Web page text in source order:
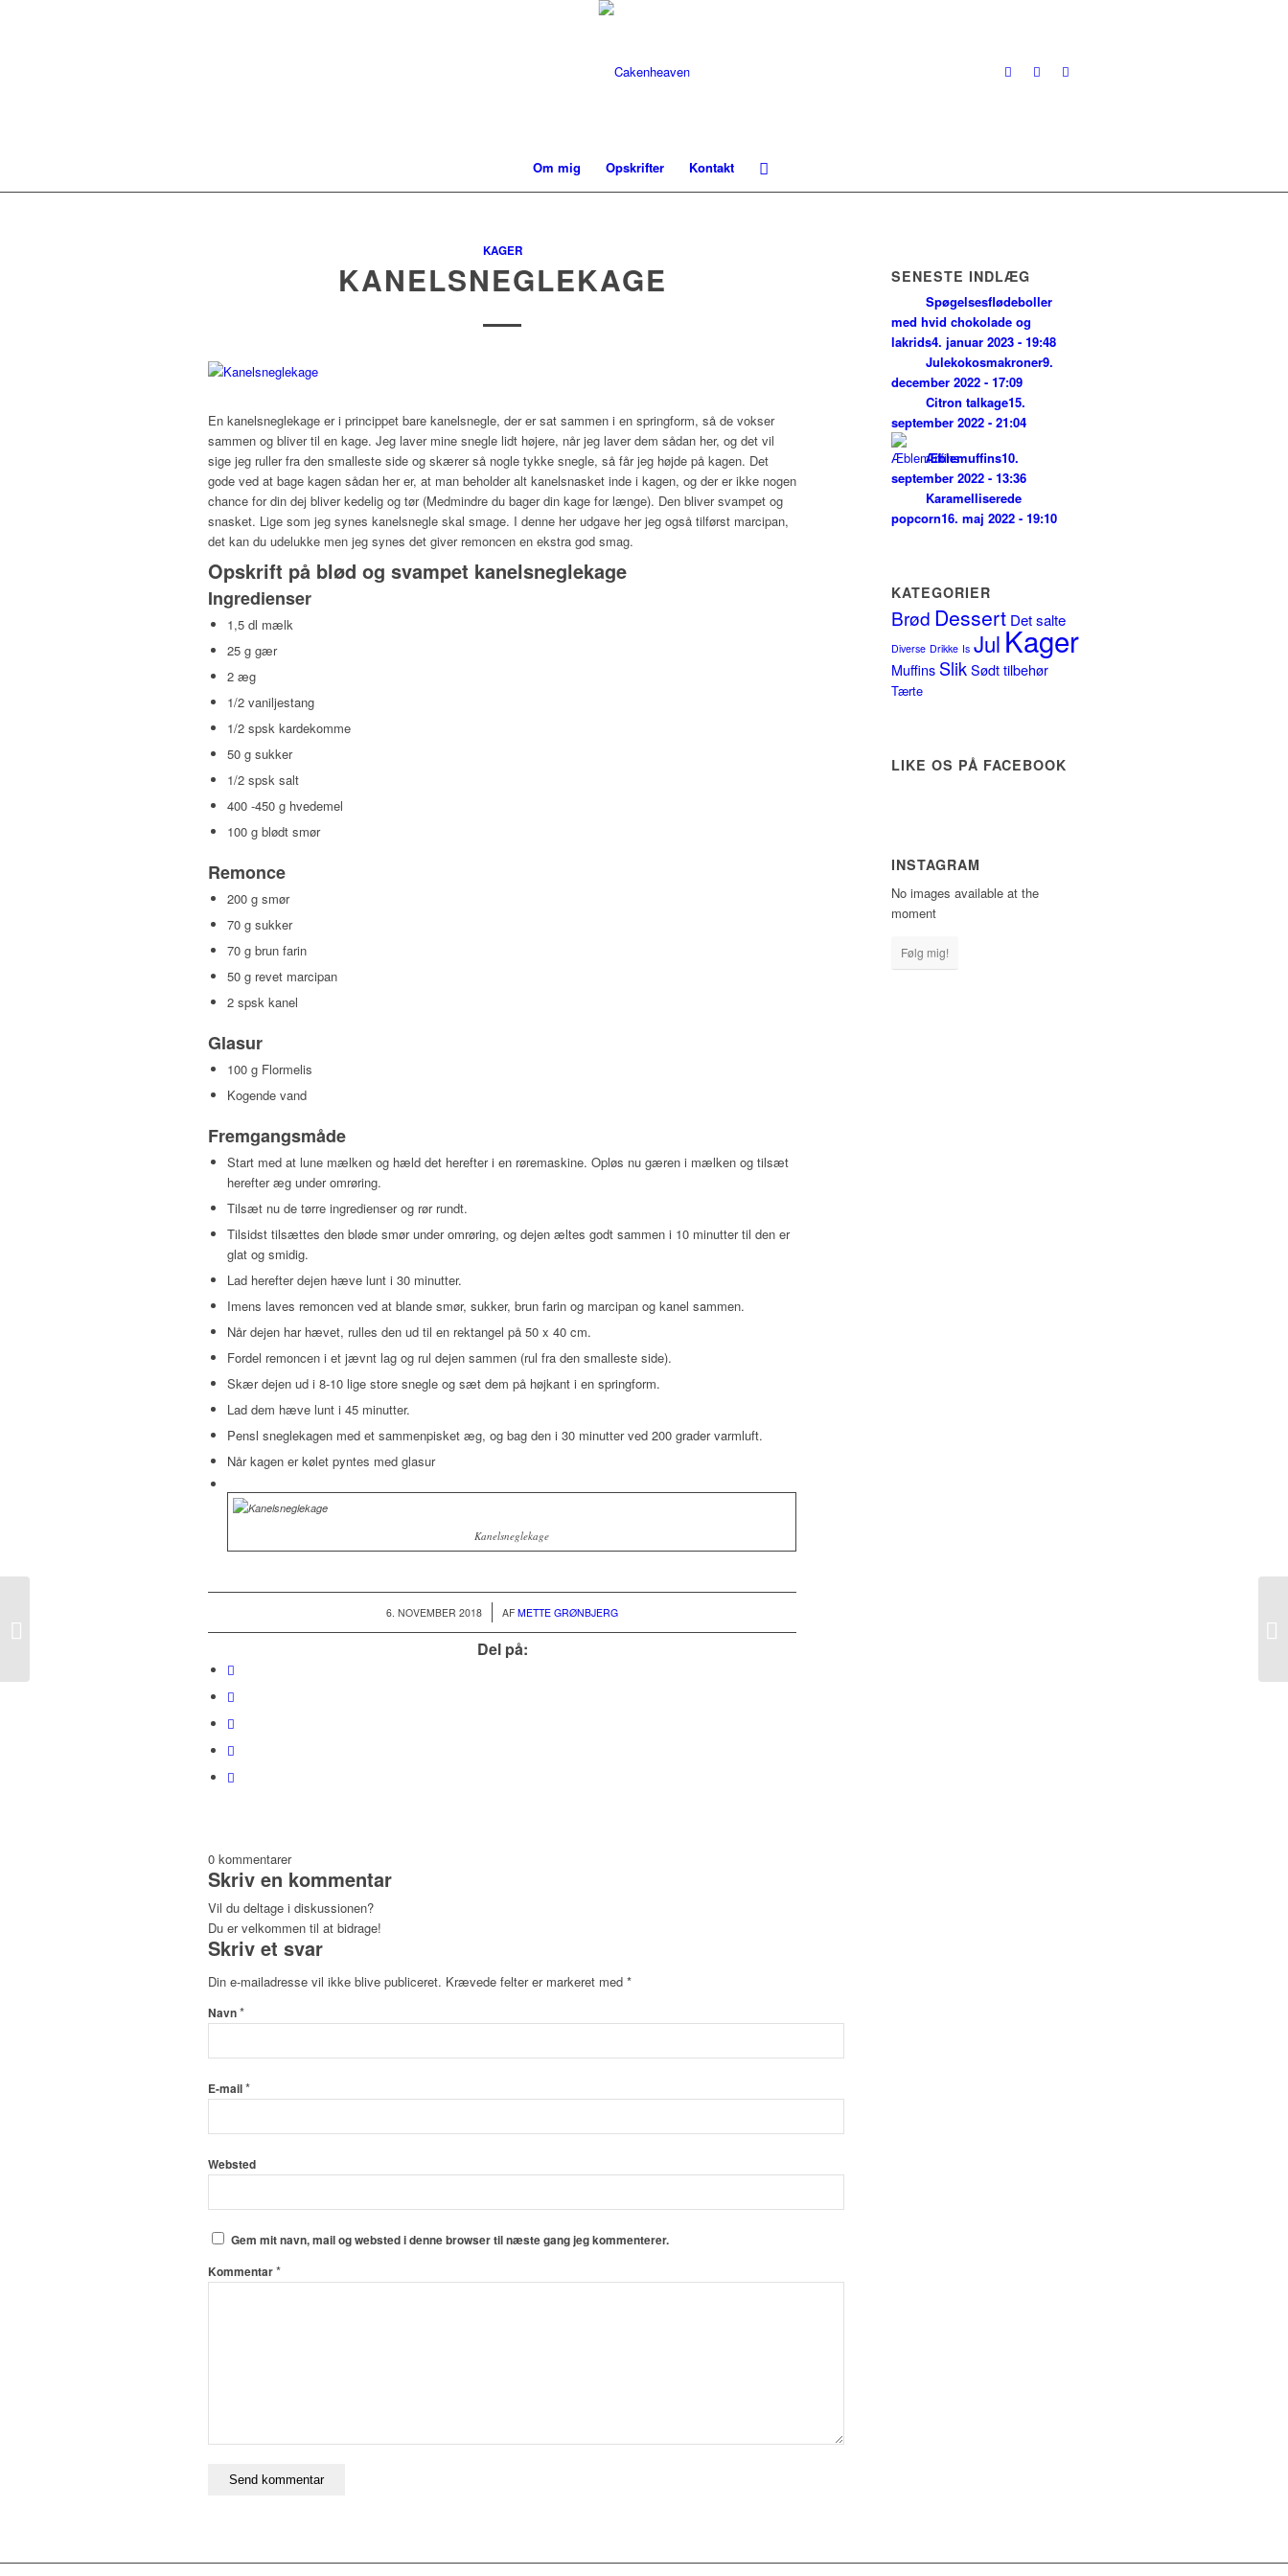
Om mig Opskrifter Kontakt
KAGER
KANELSNEGLEKAGE
En kanelsneglekage er i princippet bare kanelsnegle, der er sat sammen i en springform, så de vokser
sammen og bliver til en kage. Jeg laver mine snegle lidt højere, når jeg laver dem sådan her, og det vil
sige jeg ruller fra den smalleste side og skærer så nogle tykke snegle, så får jeg højde på kagen. Det
gode ved at bage kagen sådan her er, at man beholder alt kanelsnasket inde i kagen, og der er ikke nogen
chance for din dej bliver kedelig og tør (Medmindre du bager din kage for længe). Den bliver svampet og
snasket. Lige som jeg synes kanelsnegle skal smage. I denne her udgave her jeg også tilførst marcipan,
det kan du udelukke men jeg synes det giver remoncen en ekstra god smag.
Opskrift på blød og svampet kanelsneglekage
Ingredienser
1,5 dl mælk
25 g gær
2 æg
1/2 vaniljestang
1/2 spsk kardekomme
50 g sukker
1/2 spsk salt
400 -450 g hvedemel
100 g blødt smør
Remonce
200 g smør
70 g sukker
70 g brun farin
50 g revet marcipan
2 spsk kanel
Glasur
100 g Flormelis
Kogende vand
Fremgangsmåde
Start med at lune mælken og hæld det herefter i en røremaskine. Opløs nu gæren i mælken og tilsæt
herefter æg under omrøring.
Tilsæt nu de tørre ingredienser og rør rundt.
Tilsidst tilsættes den bløde smør under omrøring, og dejen æltes godt sammen i 10 minutter til den er
glat og smidig.
Lad herefter dejen hæve lunt i 30 minutter.
Imens laves remoncen ved at blande smør, sukker, brun farin og marcipan og kanel sammen.
Når dejen har hævet, rulles den ud til en rektangel på 50 x 40 cm.
Fordel remoncen i et jævnt lag og rul dejen sammen (rul fra den smalleste side).
Skær dejen ud i 8-10 lige store snegle og sæt dem på højkant i en springform.
Lad dem hæve lunt i 45 minutter.
Pensl sneglekagen med et sammenpisket æg, og bag den i 30 minutter ved 200 grader varmluft.
Når kagen er kølet pyntes med glasur
Kanelsneglekage
6. NOVEMBER 2018
/ AFMETTE GRØNBJERG
Del på:
0 kommentarer
Skriv en kommentar
Vil du deltage i diskussionen?
Du er velkommen til at bidrage!
Skriv et svar
Din e-mailadresse vil ikke blive publiceret. Krævede felter er markeret med *
Navn*
E-mail*
Websted
Gem mit navn, mail og websted i denne browser til næste gang jeg kommenterer.
Kommentar*
SENESTE INDLÆG
Spøgelsesflødeboller
med hvid chokolade og
lakrids4. januar 2023 - 19:48
Julekokosmakroner9.
december 2022 - 17:09
Citron talkage15.
september 2022 - 21:04
Æblemuffins10.
september 2022 - 13:36
Karamelliserede
popcorn16. maj 2022 - 19:10
KATEGORIER
Brød Dessert Det salte
Diverse Drikke Is Jul Kager
Muffins Slik Sødt tilbehør
Tærte
LIKE OS PÅ FACEBOOK
INSTAGRAM
No images available at the
moment
Følg mig!